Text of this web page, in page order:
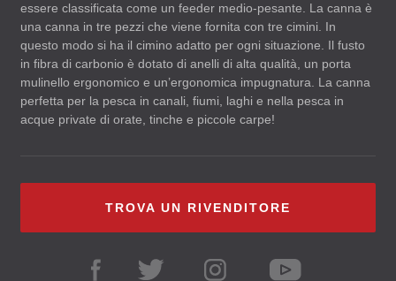
essere classificata come un feeder medio-pesante. La canna è
una canna in tre pezzi che viene fornita con tre cimini. In
questo modo si ha il cimino adatto per ogni situazione. Il fusto
in fibra di carbonio è dotato di anelli di alta qualità, un porta
mulinello ergonomico e un’ergonomica impugnatura. La canna
perfetta per la pesca in canali, fiumi, laghi e nella pesca in
acque private di orate, tinche e piccole carpe!
TROVA UN RIVENDITORE